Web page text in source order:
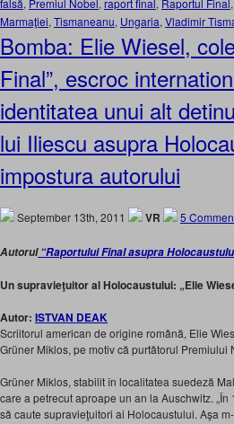
falsă, Premiul Nobel , raport final , Raportul Final ,
Marmaţiei, Tismaneanu, Ungaria, Vladimir
Bomba: Elie Wiesel,
Final”, escroc
identitatea unui alt
lui Iliescu asupra
impostura autorului
September 13th, 2011 VR 5
Autorul“Raportului Final asupra
Un supravieţuitor al Holocaustului: „Elie
Autor: ISTVAN DEAK
Scriitorul american de origine română, Elie
Grüner Miklos, pe motiv că purtătorul
Grüner Miklos, stabilit în localitatea suedeză
care a petrecut aproape un an la Auschwitz.
să caute supravieţuitori ai Holocaustului. Aşa